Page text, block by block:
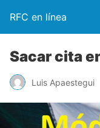
RFC en línea
Sacar cita
Luis Apaestegui